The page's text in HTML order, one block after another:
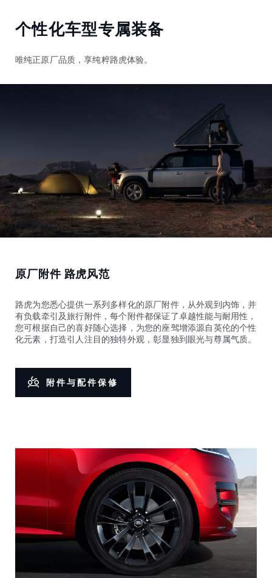
个性化车型专属装备
唯纯正原厂品质，享纯粹路虎体验。
原厂附件 路虎风范
路虎为您悉心提供一系列多样化的原厂附件，从外观到内饰，并
有负载牵引及旅行附件，每个附件都保证了卓越性能与耐用性，
您可根据自己的喜好随心选择，为您的座驾增添源自英伦的个性
化元素，打造引人注目的独特外观，彰显独到眼光与尊属气质。
附件与配件保修